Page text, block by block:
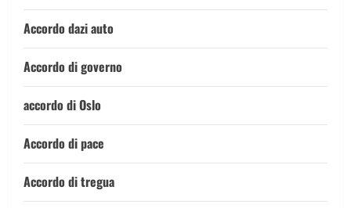
Accordo dazi auto
Accordo di governo
accordo di Oslo
Accordo di pace
Accordo di tregua